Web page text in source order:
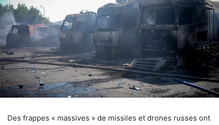
Des frappes « massives » de missiles et drones russes ont